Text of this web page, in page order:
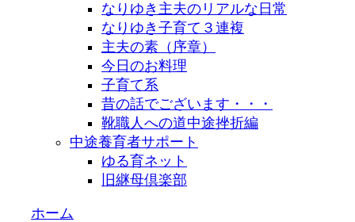
なりゆき主夫のリアルな日常
なりゆき子育て３連複
主夫の素（序章）
今日のお料理
子育て系
昔の話でございます・・・
靴職人への道中途挫折編
中途養育者サポート
ゆる育ネット
旧継母倶楽部
ホーム